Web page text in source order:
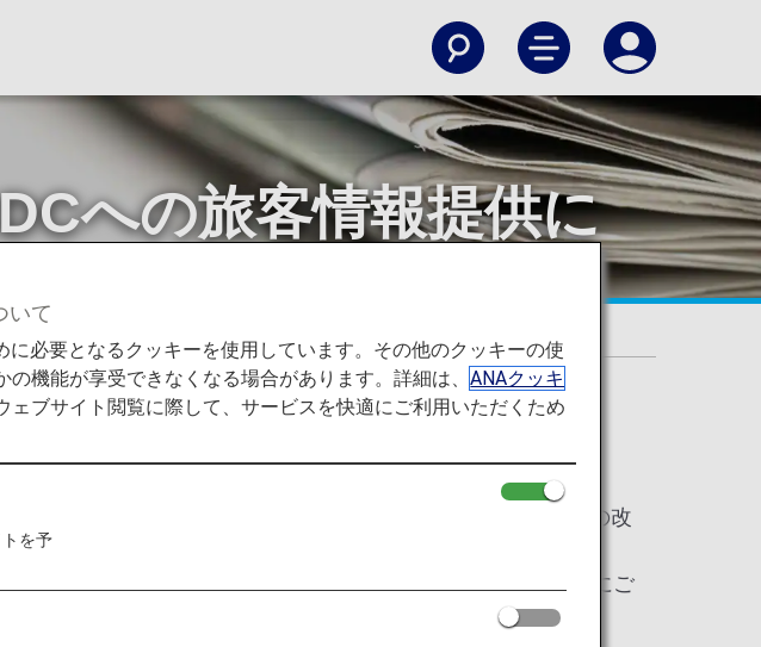
への旅客情報提供に
いて
へのお客様情報の提供項目が変更されましたが、システムの改
ります。
たは、オンラインチェックイン
（出発24時間前～）の際にご
いて
必要となるクッキーを使用しています。その他のクッキーの使
機能が享受できなくなる場合があります。詳細は、ANAクッキ
ェブサイト閲覧に際して、サービスを快適にご利用いただくため
を予